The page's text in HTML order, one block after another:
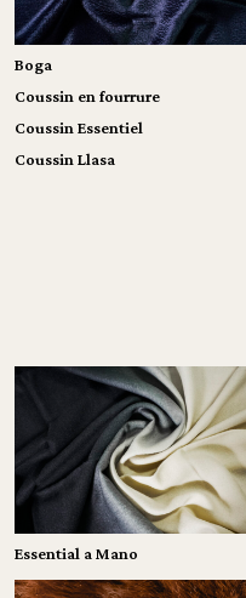
Boga
Coussin en fourrure
Coussin Essentiel
Coussin Llasa
Essential a Mano